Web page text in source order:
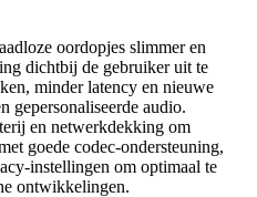
oordopjes slimmer en
dichtbij de gebruiker uit te
minder latency en nieuwe
gepersonaliseerde audio.
en netwerkdekking om
goede codec-ondersteuning,
instellingen om optimaal te
ontwikkelingen.